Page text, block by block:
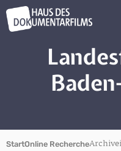
StartOnline Recherche